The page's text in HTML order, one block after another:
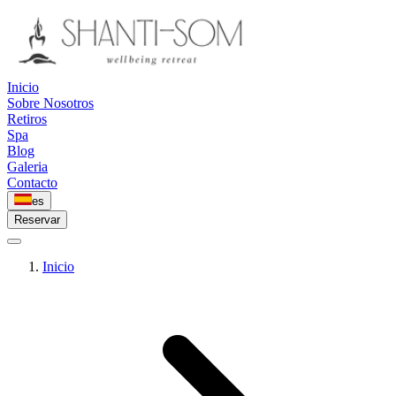
Inicio
Sobre Nosotros
Retiros
Spa
Blog
Galeria
Contacto
es
Reservar
Inicio